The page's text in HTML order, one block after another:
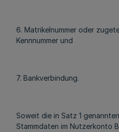
6. Matrikelnummer oder
Kennnummer und
7. Bankverbindung.
Soweit die in Satz 1
Stammdaten im Nutzerkonto